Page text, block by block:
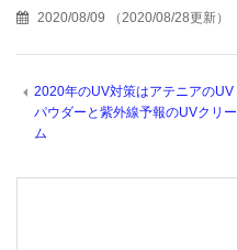
2020/08/09 （2020/08/28更新）
2020年のUV対策はアテニアのUV
パウダーと紫外線予報のUVクリー
ム